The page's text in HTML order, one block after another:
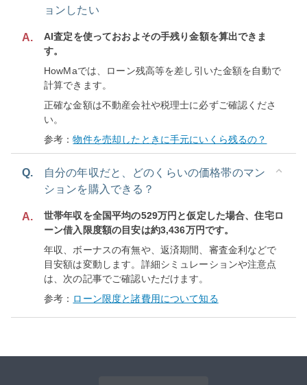
ョンしたい
A.
AI査定を使っておおよその手残り金額を算出できま
す。
HowMaでは、ローン残高等を差し引いた金額を自動で
計算できます。
正確な金額は不動産会社や税理士に必ずご確認くださ
い。
参考：物件を売却したときに手元にいくら残るの？
Q.
自分の年収だと、どのくらいの価格帯のマン
ションを購入できる？
A.
世帯年収を全国平均の529万円と仮定した場合、住宅ロ
ーン借入限度額の目安は約3,436万円です。
年収、ボーナスの有無や、返済期間、審査金利などで
目安額は変動します。詳細シミュレーションや注意点
は、次の記事でご確認いただけます。
参考： ローン限度と諸費用について知る